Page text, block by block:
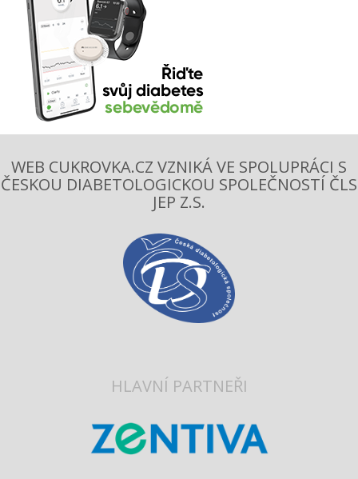
WEB CUKROVKA.CZ VZNIKÁ VE SPOLUPRÁCI S
ČESKOU DIABETOLOGICKOU SPOLEČNOSTÍ ČLS
JEP Z.S.
HLAVNÍ PARTNEŘI